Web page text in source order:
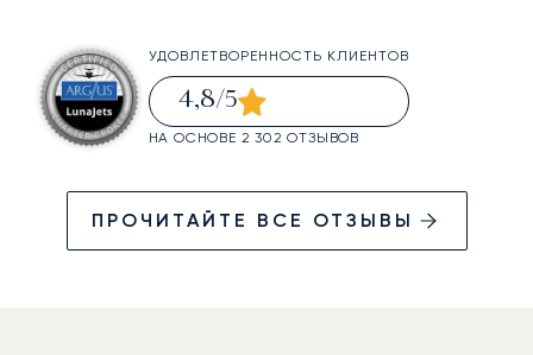
УДОВЛЕТВОРЕННОСТЬ КЛИЕНТОВ
4,8/5
НА ОСНОВЕ 2 302 ОТЗЫВОВ
ПРОЧИТАЙТЕ ВСЕ ОТЗЫВЫ